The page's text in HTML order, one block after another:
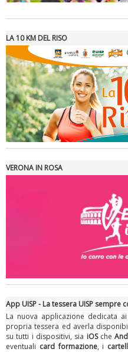
Roma
LA 10 KM DEL RISO
VERONA IN ROSA
App UISP - La tessera UISP sempre
La nuova applicazione dedicata
propria tessera ed averla
su tutti i dispositivi, sia iOSche
eventuali card formazione, i